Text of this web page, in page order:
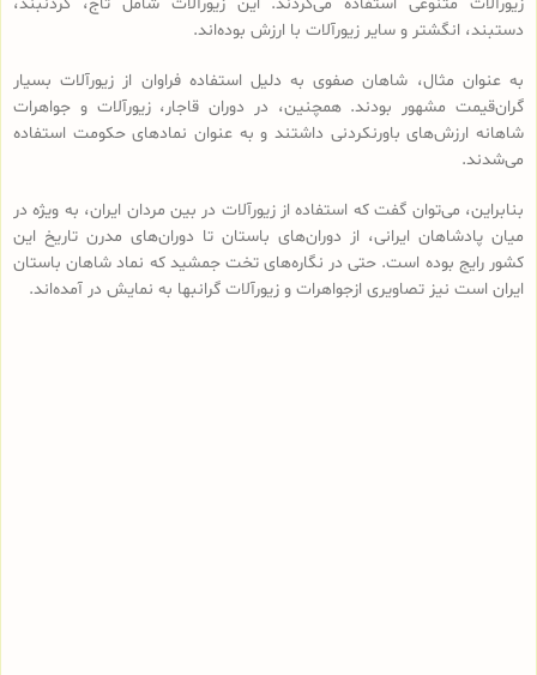
دستبند، انگشتر و سایر زیورآلات با ارزش بوده‌اند.
به عنوان مثال، شاهان صفوی به دلیل استفاده فراوان از زیورآلات بسیار
گران‌قیمت مشهور بودند. همچنین، در دوران قاجار، زیورآلات و جواهرات
شاهانه ارزش‌های باورنکردنی داشتند و به عنوان نمادهای حکومت استفاده
می‌شدند.
بنابراین، می‌توان گفت که استفاده از زیورآلات در بین مردان ایران، به ویژه در
میان پادشاهان ایرانی، از دوران‌های باستان تا دوران‌های مدرن تاریخ این
کشور رایج بوده است. حتی در نگاره‌های تخت جمشید که نماد شاهان باستان
ایران است نیز تصاویری ازجواهرات و زیورآلات گرانبها به نمایش در آمده‌اند.